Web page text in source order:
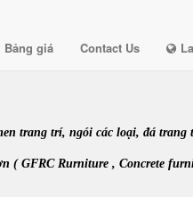
Bảng giá Contact Us
trang trí, ngói các loại, đá trang
( GFRC Rurniture , Concrete